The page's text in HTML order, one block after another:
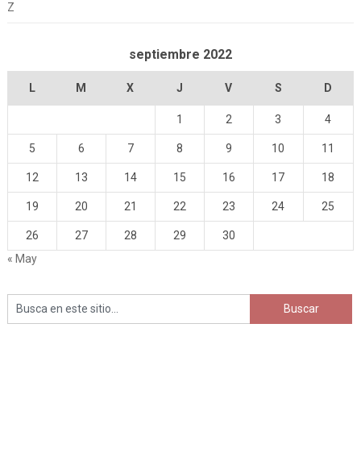
Z
septiembre 2022
L M X J V S D
1 2 3 4
5 6 7 8 9 10 11
12 13 14 15 16 17 18
19 20 21 22 23 24 25
26 27 28 29
30
« May